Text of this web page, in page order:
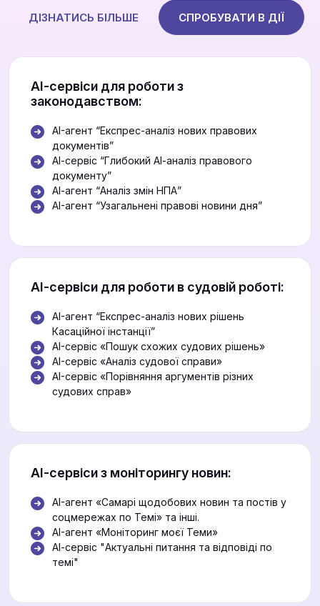
ДІЗНАТИСЬ БІЛЬШЕ СПРОБУВАТИ В ДІЇ
АІ-сервіси для роботи з
законодавством:
AI-агент “Експрес-аналіз нових правових
документів”
АІ-сервіс “Глибокий АІ-аналіз правового
документу”
АІ-агент “Аналіз змін НПА”
AI-агент “Узагальнені правові новини дня”
АІ-сервіси для роботи в судовій роботі:
AI-агент “Експрес-аналіз нових рішень
Касаційної інстанції”
AI-сервіс «Пошук схожих судових рішень»
AI-сервіс «Аналіз судової справи»
AI-сервіс «Порівняння аргументів різних
судових справ»
АІ-сервіси з моніторингу новин:
AI-агент «Самарі щодобових новин та постів у
соцмережах по Темі» та інші.
AI-агент «Моніторинг моєї Теми»
АІ-сервіс "Актуальні питання та відповіді по
темі"